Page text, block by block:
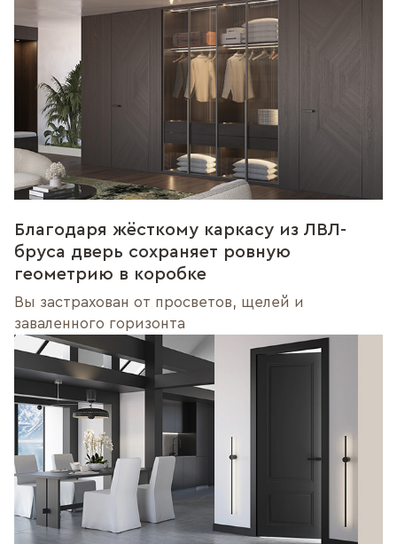
Благодаря жёсткому каркасу из ЛВЛ-
бруса дверь сохраняет ровную
геометрию в коробке
Вы застрахован от просветов, щелей и
заваленного горизонта